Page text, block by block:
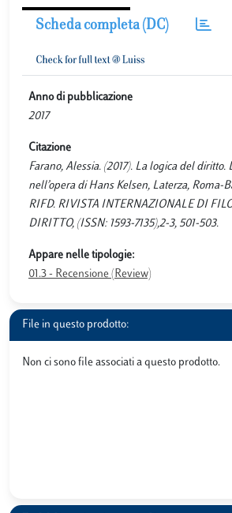
Scheda completa (DC)
Anno di pubblicazione
2017
Citazione
Farano, Alessia. (2017). La logica del diritto.
nell’opera di Hans Kelsen, Laterza, Roma-
RIFD. RIVISTA INTERNAZIONALE DI
DIRITTO, (ISSN: 1593-7135),2-3, 501-503.
Appare nelle tipologie:
01.3 - Recensione (Review)
File in questo prodotto:
Non ci sono file associati a questo prodotto.